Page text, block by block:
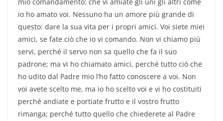
mio comandamento: che vi amiate gli uni gli altri come
io ho amato voi. Nessuno ha un amore più grande di
questo: dare la sua vita per i propri amici. Voi siete miei
amici, se fate ciò che io vi comando. Non vi chiamo più
servi, perché il servo non sa quello che fa il suo
padrone; ma vi ho chiamato amici, perché tutto ciò che
ho udito dal Padre mio l’ho fatto conoscere a voi. Non
voi avete scelto me, ma io ho scelto voi e vi ho costituiti
perché andiate e portiate frutto e il vostro frutto
rimanga; perché tutto quello che chiederete al Padre